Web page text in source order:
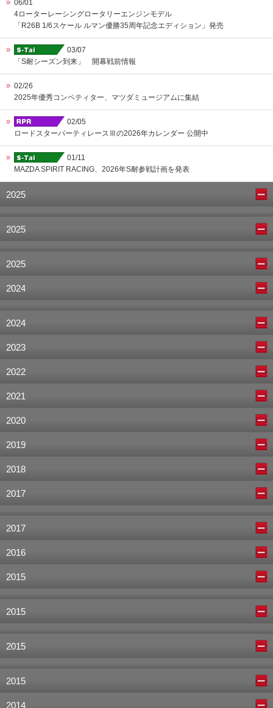
06/01
4ローターレーシングロータリーエンジンモデル
「R26B 1/6スケール ルマン優勝35周年記念エディション」発売
03/07
「S耐シーズン到来」 開幕戦前情報
02/26
2025年優秀コンペティター、マツダミュージアムに集結
02/05
ロードスターパーティレースⅢの2026年カレンダー 公開中
01/11
MAZDA SPIRIT RACING、2026年S耐参戦計画を発表
2025
2025
2025
2024
2024
2023
2022
2021
2020
2019
2018
2017
2017
2016
2015
2015
2015
2015
2014